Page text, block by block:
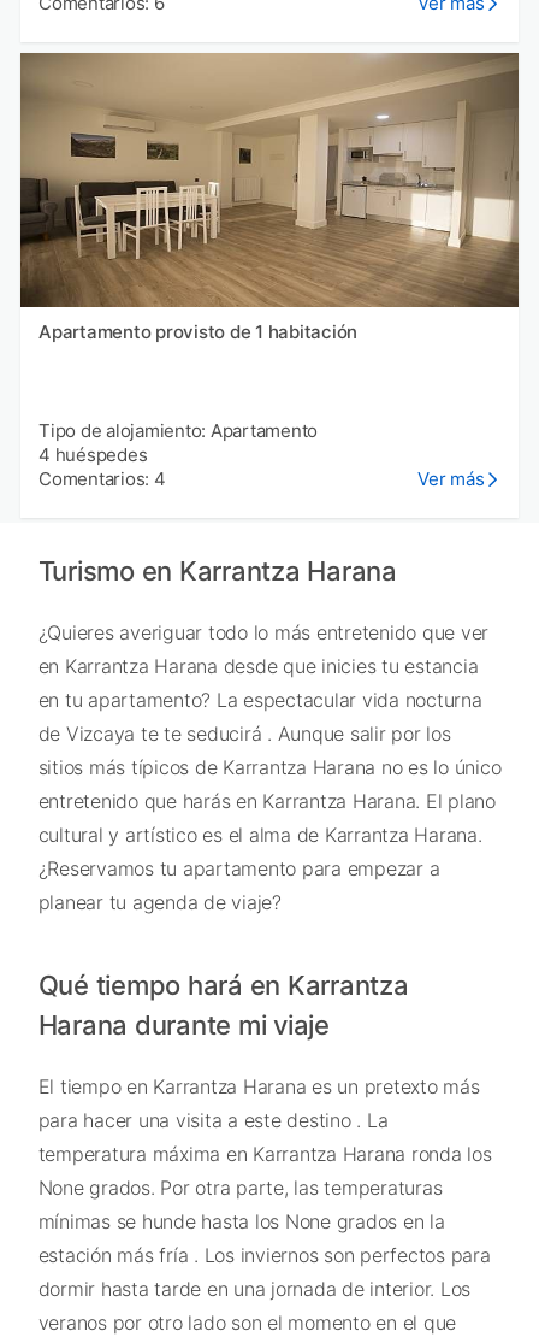
Apartamento provisto de 1 habitación
Tipo de alojamiento: Apartamento
4 huéspedes
Comentarios: 4
Ver más
Turismo en Karrantza Harana
¿Quieres averiguar todo lo más entretenido que ver
en Karrantza Harana desde que inicies tu estancia
en tu apartamento? La espectacular vida nocturna
de Vizcaya te te seducirá . Aunque salir por los
sitios más típicos de Karrantza Harana no es lo único
entretenido que harás en Karrantza Harana. El plano
cultural y artístico es el alma de Karrantza Harana.
¿Reservamos tu apartamento para empezar a
planear tu agenda de viaje?
Qué tiempo hará en Karrantza
Harana durante mi viaje
El tiempo en Karrantza Harana es un pretexto más
para hacer una visita a este destino . La
temperatura máxima en Karrantza Harana ronda los
None grados. Por otra parte, las temperaturas
mínimas se hunde hasta los None grados en la
estación más fría . Los inviernos son perfectos para
dormir hasta tarde en una jornada de interior. Los
veranos por otro lado son el momento en el que